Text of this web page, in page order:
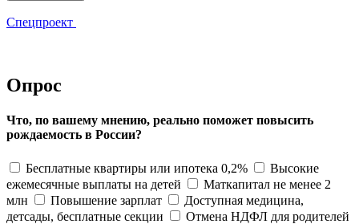
Спецпроект
Опрос
Что, по вашему мнению, реально поможет повысить
рождаемость в России?
Бесплатные квартиры или ипотека 0,2%
Высокие
ежемесячные выплаты на детей
Маткапитал не менее 2
млн
Повышение зарплат
Доступная медицина,
детсады, бесплатные секции
Отмена НДФЛ для родителей